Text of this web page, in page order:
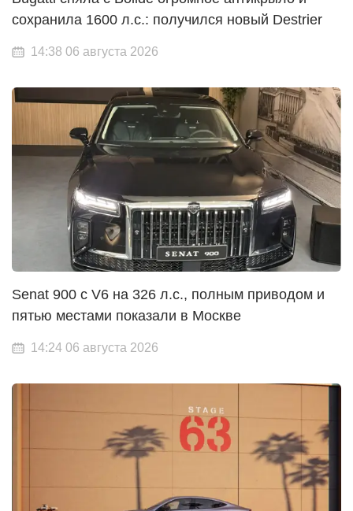
сохранила 1600 л.с.: получился новый Destrier
14:38 06 августа 2026
Senat 900 с V6 на 326 л.с., полным приводом и
пятью местами показали в Москве
14:24 06 августа 2026